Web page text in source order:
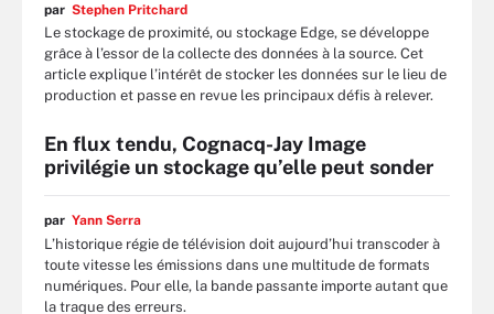
par Stephen Pritchard
Le stockage de proximité, ou stockage Edge, se développe
grâce à l’essor de la collecte des données à la source. Cet
article explique l’intérêt de stocker les données sur le lieu de
production et passe en revue les principaux défis à relever.
En flux tendu, Cognacq-Jay Image
privilégie un stockage qu’elle peut sonder
par Yann Serra
L’historique régie de télévision doit aujourd’hui transcoder à
toute vitesse les émissions dans une multitude de formats
numériques. Pour elle, la bande passante importe autant que
la traque des erreurs.